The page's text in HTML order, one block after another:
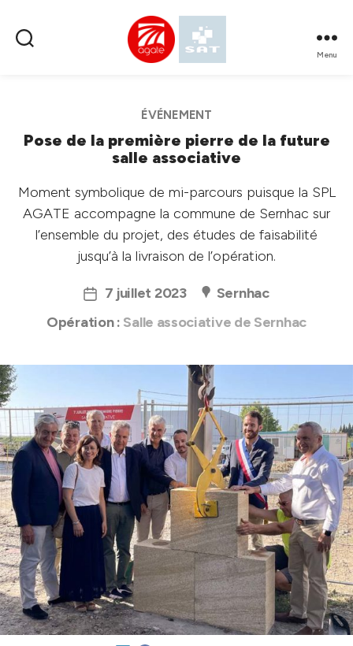
Menu
ÉVÉNEMENT
Pose de la première pierre de la future
salle associative
Moment symbolique de mi-parcours puisque la SPL
AGATE accompagne la commune de Sernhac sur
l’ensemble du projet, des études de faisabilité
jusqu’à la livraison de l’opération.
Date
l’article
7 juillet 2023
Sernhac
Opération : Salle associative de Sernhac